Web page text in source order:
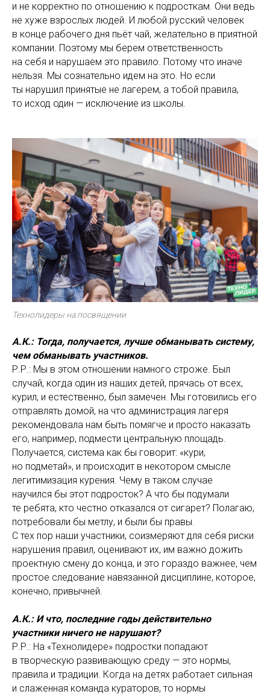
и не корректно по отношению к подросткам. Они ведь
не хуже взрослых людей. И любой русский человек
в конце рабочего дня пьёт чай, желательно в приятной
компании. Поэтому мы берем ответственность
на себя и нарушаем это правило. Потому что иначе
нельзя. Мы сознательно идем на это. Но если
ты нарушил принятые не лагерем, а тобой правила,
то исход один — исключение из школы.
Технолидеры на посвящении
А.К.: Тогда, получается, лучше обманывать систему,
чем обманывать участников.
Р.Р.: Мы в этом отношении намного строже. Был
случай, когда один из наших детей, прячась от всех,
курил, и естественно, был замечен. Мы готовились его
отправлять домой, на что администрация лагеря
рекомендовала нам быть помягче и просто наказать
его, например, подмести центральную площадь.
Получается, система как бы говорит: «кури,
но подметай», и происходит в некотором смысле
легитимизация курения. Чему в таком случае
научился бы этот подросток? А что бы подумали
те ребята, кто честно отказался от сигарет? Полагаю,
потребовали бы метлу, и были бы правы.
С тех пор наши участники, соизмеряют для себя риски
нарушения правил, оценивают их, им важно дожить
проектную смену до конца, и это гораздо важнее, чем
простое следование навязанной дисциплине, которое,
конечно, привычней.
А.К.: И что, последние годы действительно
участники ничего не нарушают?
Р.Р.: На «Технолидере» подростки попадают
в творческую развивающую среду — это нормы,
правила и традиции. Когда на детях работает сильная
и слаженная команда кураторов, то нормы